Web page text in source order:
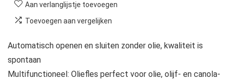
Aan verlanglijstje toevoegen
Toevoegen aan vergelijken
Automatisch openen en sluiten zonder olie, kwaliteit is
spontaan
Multifunctioneel: Oliefles perfect voor olie, olijf- en canola-